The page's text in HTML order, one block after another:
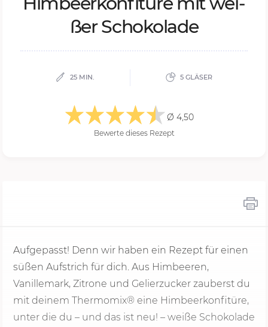
ßer Scho­ko­la­de
25 MIN. 5 GLÄSER
Ø 4,50
Bewerte dieses Rezept
Aufgepasst! Denn wir haben ein Rezept für einen
süßen Aufstrich für dich. Aus Himbeeren,
Vanillemark, Zitrone und Gelierzucker zauberst du
mit deinem Thermomix® eine Himbeerkonfitüre,
unter die du – und das ist neu! – weiße Schokolade